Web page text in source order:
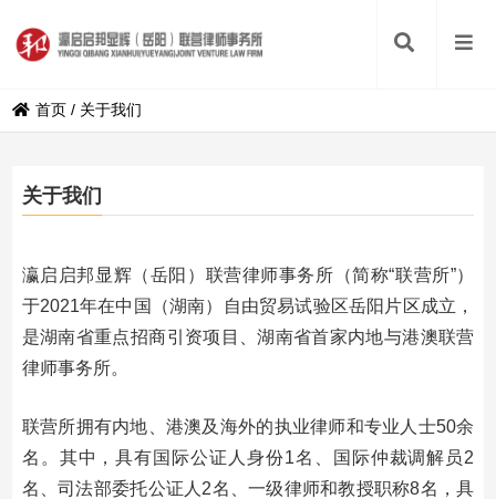
首页 / 关于我们
关于我们
瀛启启邦显辉（岳阳）联营律师事务所（简称“联营所”）
于2021年在中国（湖南）自由贸易试验区岳阳片区成立，
是湖南省重点招商引资项目、湖南省首家内地与港澳联营
律师事务所。
联营所拥有内地、港澳及海外的执业律师和专业人士50余
名。其中，具有国际公证人身份1名、国际仲裁调解员2
名、司法部委托公证人2名、一级律师和教授职称8名，具